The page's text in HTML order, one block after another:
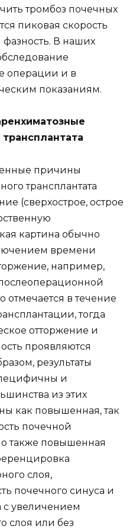
тромбоз почечных
пиковая скорость
фазность. В наших
операции и в
показаниям.
причины
трансплантата
(сверхострое, острое
картина обычно
времени
например,
отмечается в течение
тогда
отторжение и
проявляются
результаты
и
из этих
как повышенная, так
почечной
также повышенная
слоя,
почечного синуса и
с увеличением
слоя или без